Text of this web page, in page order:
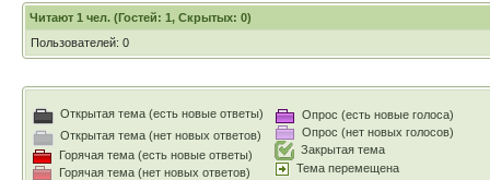
Читают 1 чел. (Гостей: 1, Скрытых: 0)
Пользователей: 0
Открытая тема (есть новые ответы)
Открытая тема (нет новых ответов)
Горячая тема (есть новые ответы)
Горячая тема (нет новых ответов)
Опрос (есть новые голоса)
Опрос (нет новых голосов)
Закрытая тема
Тема перемещена